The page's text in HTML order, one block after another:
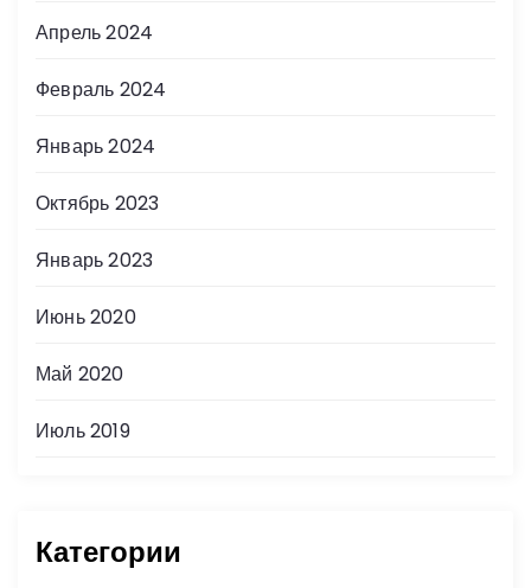
Апрель 2024
Февраль 2024
Январь 2024
Октябрь 2023
Январь 2023
Июнь 2020
Май 2020
Июль 2019
Категории